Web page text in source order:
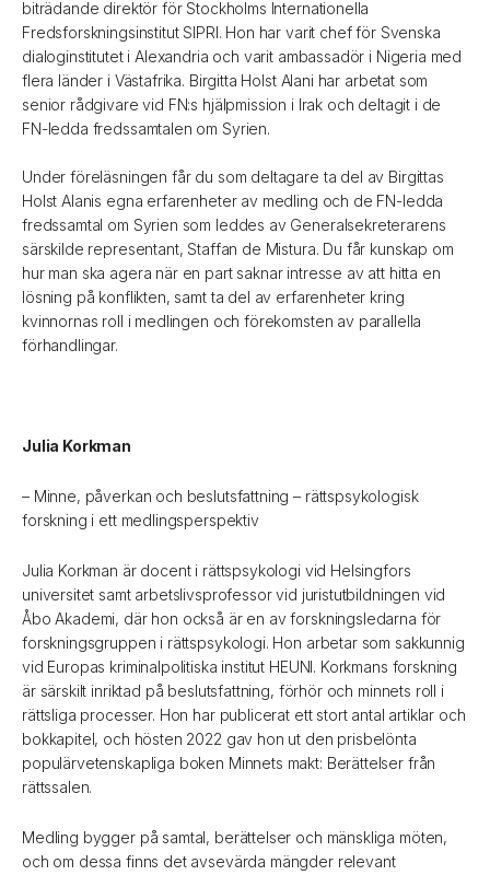
biträdande direktör för Stockholms Internationella
Fredsforskningsinstitut SIPRI. Hon har varit chef för Svenska
dialoginstitutet i Alexandria och varit ambassadör i Nigeria med
flera länder i Västafrika. Birgitta Holst Alani har arbetat som
senior rådgivare vid FN:s hjälpmission i Irak och deltagit i de
FN-ledda fredssamtalen om Syrien.
Under föreläsningen får du som deltagare ta del av Birgittas
Holst Alanis egna erfarenheter av medling och de FN-ledda
fredssamtal om Syrien som leddes av Generalsekreterarens
särskilde representant, Staffan de Mistura. Du får kunskap om
hur man ska agera när en part saknar intresse av att hitta en
lösning på konflikten, samt ta del av erfarenheter kring
kvinnornas roll i medlingen och förekomsten av parallella
förhandlingar.
Julia Korkman
– Minne, påverkan och beslutsfattning – rättspsykologisk
forskning i ett medlingsperspektiv
Julia Korkman är docent i rättspsykologi vid Helsingfors
universitet samt arbetslivsprofessor vid juristutbildningen vid
Åbo Akademi, där hon också är en av forskningsledarna för
forskningsgruppen i rättspsykologi. Hon arbetar som sakkunnig
vid Europas kriminalpolitiska institut HEUNI. Korkmans forskning
är särskilt inriktad på beslutsfattning, förhör och minnets roll i
rättsliga processer. Hon har publicerat ett stort antal artiklar och
bokkapitel, och hösten 2022 gav hon ut den prisbelönta
populärvetenskapliga boken Minnets makt: Berättelser från
rättssalen.
Medling bygger på samtal, berättelser och mänskliga möten,
och om dessa finns det avsevärda mängder relevant